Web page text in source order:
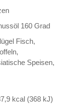
160 Grad
Fisch,
Speisen,
kcal (368 kJ)